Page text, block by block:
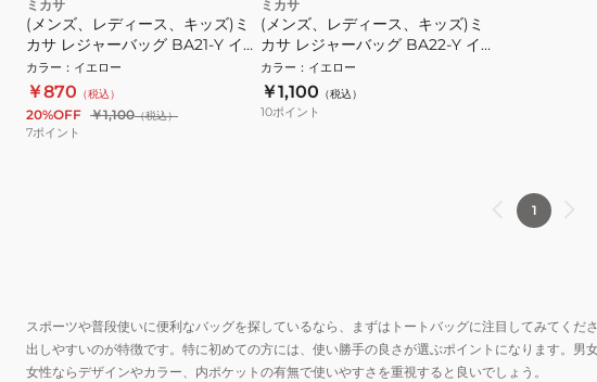
ミカサ
(メンズ、レディース、キッズ)ミ
カサ レジャーバッグ BA21-Y イエ
ロー MIKASA トートバッグ
カラー ： イエロー
￥870 （税込）
20%OFF ￥1,100（税込）
7ポイント
ミカサ
(メンズ、レディース、キッズ)ミ
カサ レジャーバッグ BA22-Y イ
エロー MIKASA トートバッグ
カラー ： イエロー
￥1,100 （税込）
10ポイント
1
スポーツや普段使いに便利なバッグを探しているなら、まずはトートバッグに注目してみてく
出しやすいのが特徴です。特に初めての方には、使い勝手の良さが選ぶポイントになります。男
女性ならデザインやカラー、内ポケットの有無で使いやすさを重視すると良いでしょう。